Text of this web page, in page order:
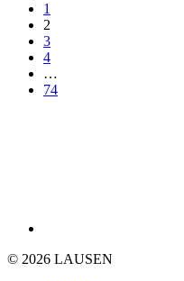
1
2
3
4
…
74
© 2026 LAUSEN